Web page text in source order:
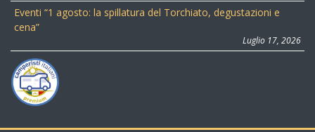
Eventi “1 agosto: la spillatura del Torchiato, degustazioni e
cena”
Luglio 17, 2026